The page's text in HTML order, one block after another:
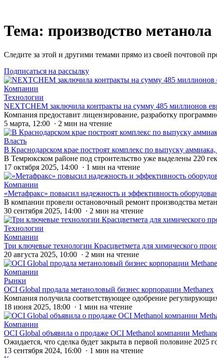
Тема: производство метанола
Следите за этой и другими темами прямо из своей почтовой
Подписаться на рассылку
Компании
Технологии
NEXTCHEM заключила контракты на сумму 485 миллионов
Компания предоставит лицензирование, разработку
5 марта, 12:00 · 2 мин на чтение
Власть
В Краснодарском крае построят комплекс по выпуску
В Темрюкском районе под строительство уже выделены 220
17 октября 2025, 14:00 · 1 мин на чтение
Компании
«Метафракс» повысил надежность и эффективность
В компании провели остановочный ремонт производства
30 сентября 2025, 14:00 · 2 мин на чтение
Технологии
Компании
Три ключевые технологии Красцветмета для химического
20 августа 2025, 10:00 · 2 мин на чтение
Компании
Рынки
OCI Global продала метаноловый бизнес корпорации Methanex
Компания получила соответствующее одобрение
18 июня 2025, 18:00 · 1 мин на чтение
Компании
OCI Global объявила о продаже OCI Methanol компании
Ожидается, что сделка будет закрыта в первой половине 2025
13 сентября 2024, 16:00 · 1 мин на чтение